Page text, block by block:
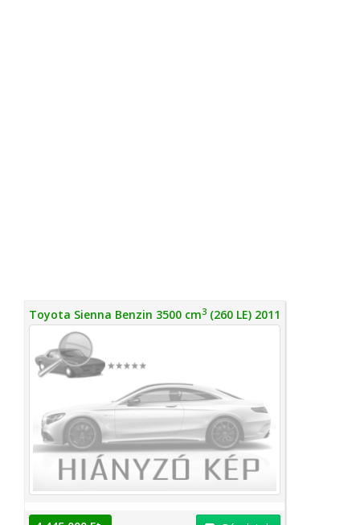
Toyota Sienna Benzin 3500 cm3 (260 LE) 2011